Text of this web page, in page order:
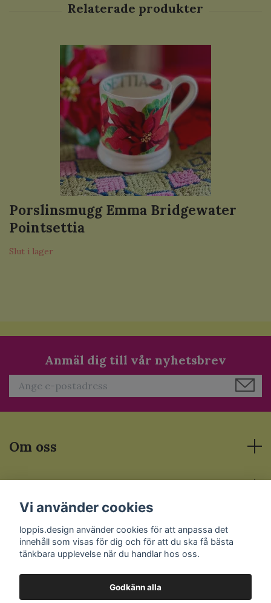
Porslinsmugg Emma Bridgewater
Pointsettia
Slut i lager
Anmäl dig till vår nyhetsbrev
Om oss
Sociala medier
Vi använder cookies
loppis.design använder cookies för att anpassa det
innehåll som visas för dig och för att du ska få bästa
tänkbara upplevelse när du handlar hos oss.
Godkänn alla